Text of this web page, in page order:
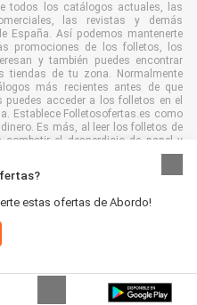
estas ofertas de Abordo!
todos los catálogos actuales, las
las revistas y demás
España. Así podemos mantenerte
promociones de los folletos, los
y también puedes encontrar
tiendas de tu zona. Normalmente
más recientes antes de que
puedes acceder a los folletos en el
Establece Folletosofertas.es como
Es más, al leer los folletos de
el desperdicio de papel y
2026 |